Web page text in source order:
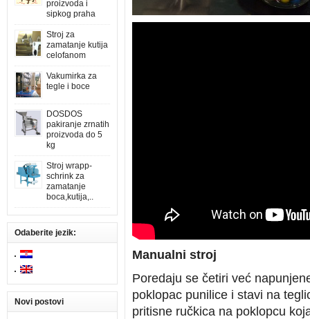
proizvoda i
sipkog praha
Stroj za
zamatanje kutija
celofanom
Vakumirka za
tegle i boce
DOSDOS
pakiranje zrnatih
proizvoda do 5
kg
Stroj wrapp-
schrink za
zamatanje
boca,kutija,..
Odaberite jezik:
Novi postovi
Manualni stroj
Poredaju se četiri već
poklopac punilice i stavi na
pritisne ručkica na poklopcu